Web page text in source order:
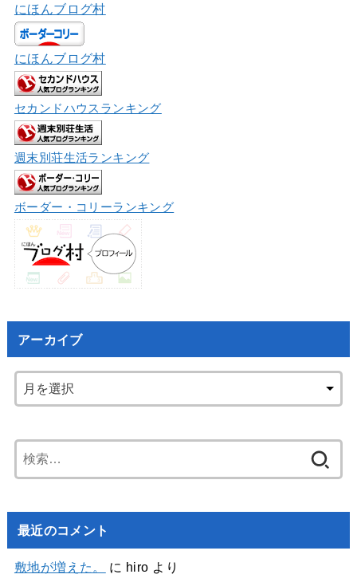
にほんブログ村
にほんブログ村
セカンドハウスランキング
週末別荘生活ランキング
ボーダー・コリーランキング
アーカイブ
索:
最近のコメント
敷地が増えた。 に hiro より